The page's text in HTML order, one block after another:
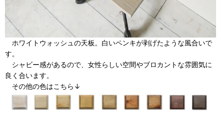
ホワイトウォッシュの天板。白いペンキが剥げたような風合いで
す。
シャビー感があるので、女性らしい空間やブロカントな雰囲気に
良く合います。
その他の色はこちら↓